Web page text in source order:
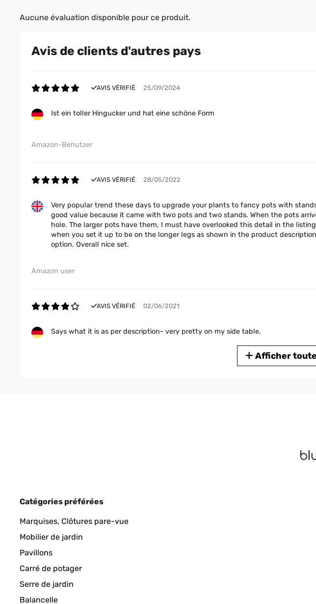
Aucune évaluation disponible pour ce produit.
Avis de clients d'autres pays
AVIS VÉRIFIÉ 25/09/2024
Ist ein toller Hingucker und hat eine schöne Form
Amazon-Benutzer
AVIS VÉRIFIÉ 28/05/2022
Very popular trend these days to upgrade your plants to fancy pots with
good value because it came with two pots and two stands. When the pots
hole. The larger pots have them, I must have overlooked this detail in the
when you set it up to be on the longer legs as shown in the product
option. Overall nice set.
Amazon user
AVIS VÉRIFIÉ 02/06/2021
Says what it is as per description- very pretty on my side table.
These look nice and the quality is good. The company also provided great
Afficher
Catégories préférées
Marquises, Clôtures pare-vue
Mobilier de jardin
Pavillons
Carré de potager
Serre de jardin
Balancelle